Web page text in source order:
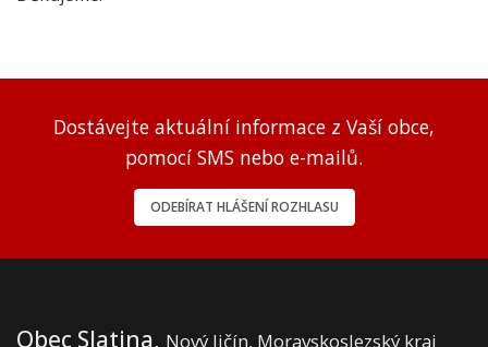
Dostávejte aktuální informace z Vaší obce,
pomocí SMS nebo e-mailů.
ODEBÍRAT HLÁŠENÍ ROZHLASU
Obec Slatina, Nový Jičín, Moravskoslezský kraj